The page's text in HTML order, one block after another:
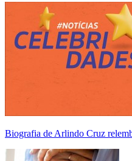
Biografia de Arlindo Cruz